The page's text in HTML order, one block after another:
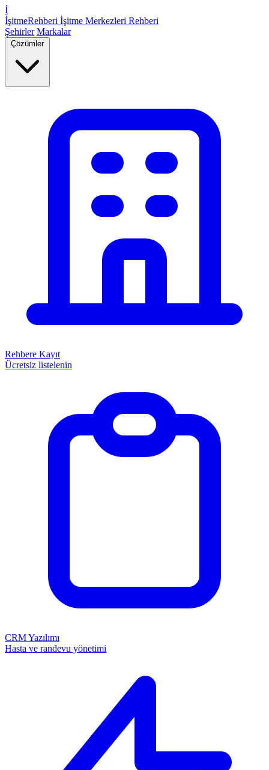
İ
İşitmeRehberi İşitme Merkezleri Rehberi
Şehirler Markalar
Çözümler
Rehbere Kayıt
Ücretsiz listelenin
CRM Yazılımı
Hasta ve randevu yönetimi